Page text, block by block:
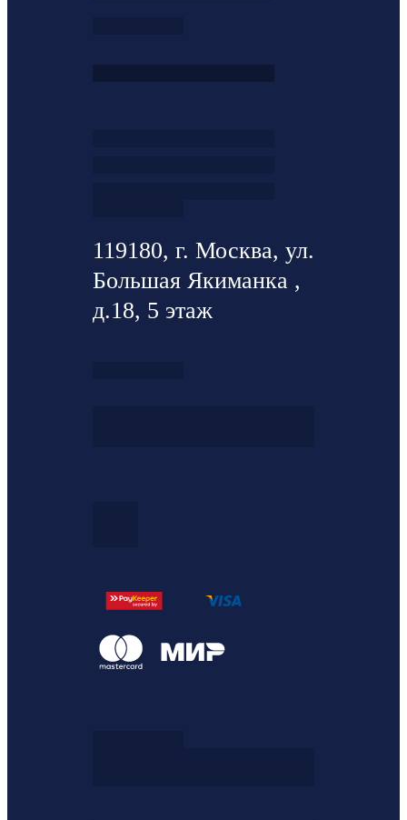
119180, г. Москва, ул.
Большая Якиманка ,
д.18, 5 этаж